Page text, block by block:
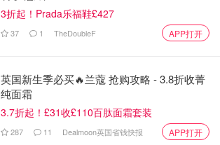
3折起！Prada乐福鞋£427
37 1 TheDoubleF APP打开
英国新生季必买🔥兰蔻 抢购攻略 - 3.8折收菁
纯面霜
3.7折起！£31收£110百肽面霜套装
287 11 Dealmoon英国省钱快报 APP打开